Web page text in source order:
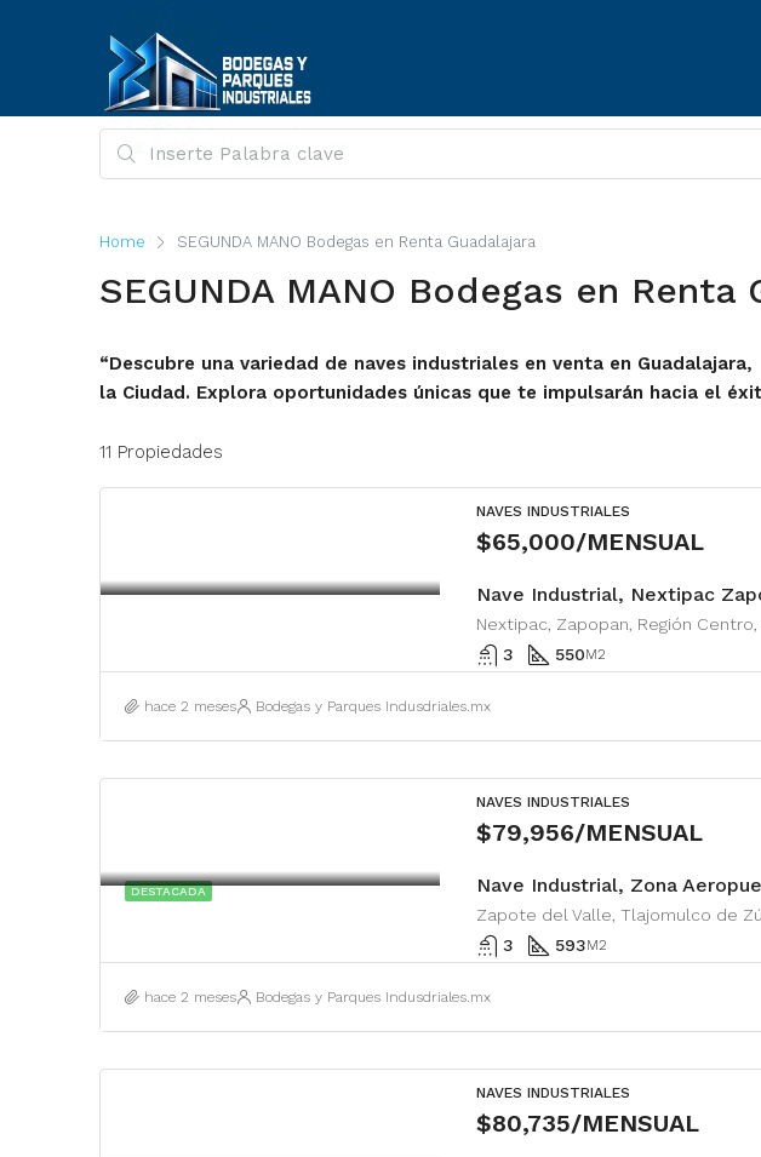
Home SEGUNDA MANO Bodegas en Renta Guadalajara
SEGUNDA MANO Bodegas en Renta
“Descubre una variedad de naves industriales en venta en
la Ciudad. Explora oportunidades únicas que te impulsarán hacia el
11 Propiedades
NAVES INDUSTRIALES
$65,000/MENSUAL
Nave Industrial, Nextipac
Nextipac, Zapopan, Región
3
550M2
hace 2 meses Bodegas y Parques Indusdriales.mx
DESTACADA
NAVES INDUSTRIALES
$79,956/MENSUAL
3
593M2
hace 2 meses Bodegas y Parques Indusdriales.mx
NAVES INDUSTRIALES
$80,735/MENSUAL